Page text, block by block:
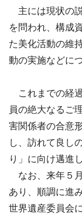
主には現状の
を問われ、構成
た美化活動の維
動の実施などに
これまでの経
員の絶大なるご
害関係者の合意
し、訪れて良し
り」に向け邁進
なお、来年５
あり、順調に進
世界遺産委員会